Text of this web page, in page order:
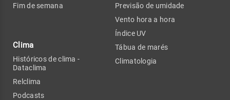
Fim de semana
Clima
Históricos de clima -
Dataclima
Relclima
Podcasts
Previsão de umidade
Vento hora a hora
Índice UV
Tábua de marés
Climatologia